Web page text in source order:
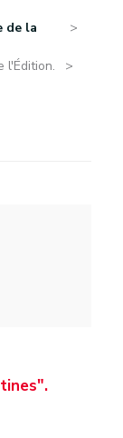
de la
l'Édition.